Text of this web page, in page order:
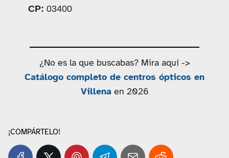
CP: 03400
¿No es la que buscabas? Mira aquí ->
Catálogo completo de centros ópticos en
Villenaen 2026
¡COMPÁRTELO!